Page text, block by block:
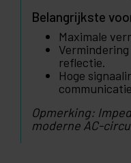
Belangrijkste
Maximale
reflectie.
Hoge
Opmerking:
moderne AC-